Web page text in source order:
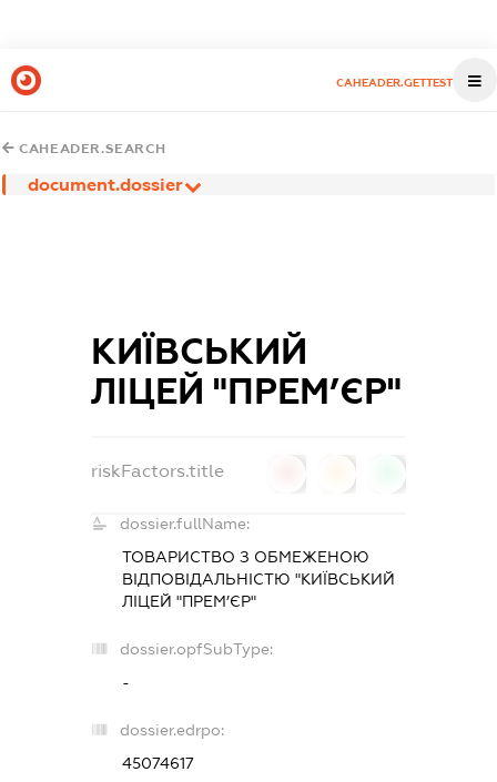
CAHEADER.GETTEST
CAHEADER.SEARCH
document.dossier
КИЇВСЬКИЙ
ЛІЦЕЙ "ПРЕМ’ЄР"
riskFactors.title
dossier.fullName:
ТОВАРИСТВО З ОБМЕЖЕНОЮ
ВІДПОВІДАЛЬНІСТЮ "КИЇВСЬКИЙ
ЛІЦЕЙ "ПРЕМ’ЄР"
dossier.opfSubType:
-
dossier.edrpo:
45074617